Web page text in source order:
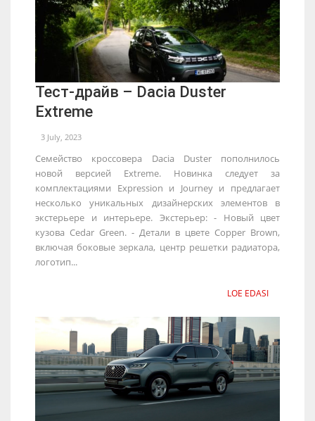
Тест-драйв – Dacia Duster
Extreme
3 July, 2023
Семейство кроссовера Dacia Duster пополнилось
новой версией Extreme. Новинка следует за
комплектациями Expression и Journey и предлагает
несколько уникальных дизайнерских элементов в
экстерьере и интерьере. Экстерьер: - Новый цвет
кузова Cedar Green. - Детали в цвете Copper Brown,
включая боковые зеркала, центр решетки радиатора,
логотип...
LOE EDASI